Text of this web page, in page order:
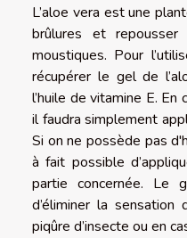
L’aloe vera est une
brûlures et
moustiques. Pour
récupérer le gel de
l’huile de vitamine E.
il faudra simplement
Si on ne possède pas
à fait possible
partie concernée. Le
d’éliminer la sensation
piqûre d’insecte ou en